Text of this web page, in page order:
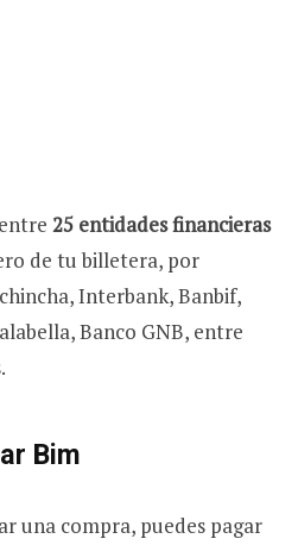
25 entidades financieras
de tu billetera, por
Interbank, Banbif,
Banco GNB, entre
Bim
una compra, puedes pagar